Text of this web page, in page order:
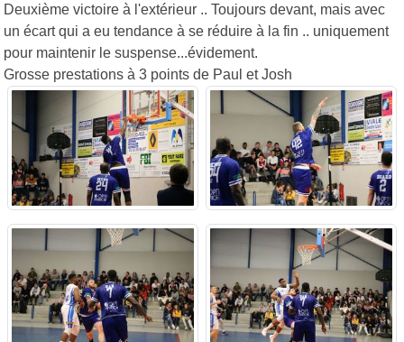
Deuxième victoire à l'extérieur .. Toujours devant, mais avec
un écart qui a eu tendance à se réduire à la fin .. uniquement
pour maintenir le suspense...évidement.
Grosse prestations à 3 points de Paul et Josh